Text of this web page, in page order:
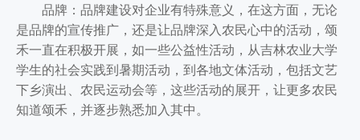
品牌：品牌建设对企业有特殊意义，在这方面，无论
是品牌的宣传推广，还是让品牌深入农民心中的活动，颂
禾一直在积极开展，如一些公益性活动，从吉林农业大学
学生的社会实践到暑期活动，到各地文体活动，包括文艺
下乡演出、农民运动会等，这些活动的展开，让更多农民
知道颂禾，并逐步熟悉加入其中。